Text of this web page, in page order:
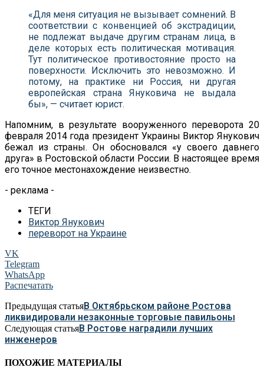
«Для меня ситуация не вызывает сомнений. В
соответствии с конвенцией об экстрадиции,
не подлежат выдаче другим странам лица, в
деле которых есть политическая мотивация.
Тут политическое противостояние просто на
поверхности. Исключить это невозможно. И
потому, на практике ни Россия, ни другая
европейская страна Януковича не выдала
бы», — считает юрист.
Напомним, в результате вооруженного переворота 20
февраля 2014 года президент Украины Виктор Янукович
бежал из страны. Он обосновался «у своего давнего
друга» в Ростовской области России. В настоящее время
его точное местонахождение неизвестно.
- реклама -
ТЕГИ
Виктор Янукович
переворот на Украине
VK
Telegram
WhatsApp
Распечатать
Предыдущая статьяВ Октябрьском районе Ростова
ликвидировали незаконные торговые павильоны
Следующая статьяВ Ростове наградили лучших
инженеров
ПОХОЖИЕ МАТЕРИАЛЫ